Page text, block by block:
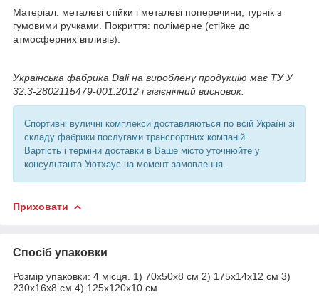
Матеріал: металеві стійки і металеві поперечини, турнік з
гумовими ручками. Покриття: полімерне (стійке до
атмосферних впливів).
Українська фабрика Dali на вироблену продукцію має ТУ У
32.3-2802115479-001:2012 і гігієнічний висновок.
Спортивні вуличні комплекси доставляються по всій Україні зі
складу фабрики послугами транспортних компаній.
Вартість і терміни доставки в Ваше місто уточнюйте у
консультанта Уютхаус на момент замовлення.
Приховати
Спосіб упаковки
Розмір упаковки: 4 місця. 1) 70х50х8 см 2) 175х14х12 см 3)
230х16х8 см 4) 125х120х10 см